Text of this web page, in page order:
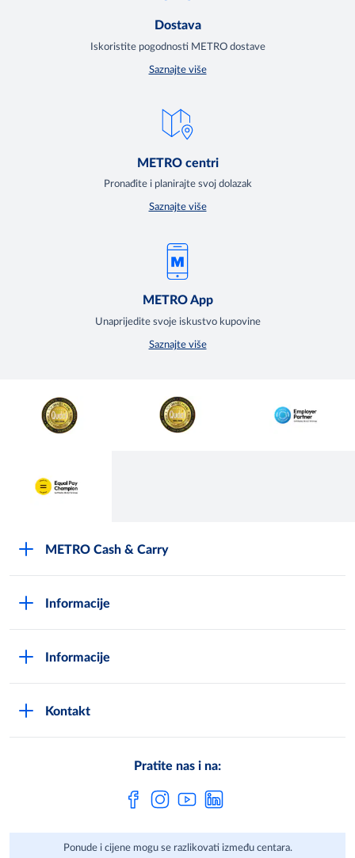
Dostava
Iskoristite pogodnosti METRO dostave
Saznajte više
METRO centri
Pronađite i planirajte svoj dolazak
Saznajte više
METRO App
Unaprijedite svoje iskustvo kupovine
Saznajte više
METRO Cash & Carry
DPN zaštita podatak
Informacije
Informacije
Kontakt
Pratite nas i na:
Ponude i cijene mogu se razlikovati između centara.